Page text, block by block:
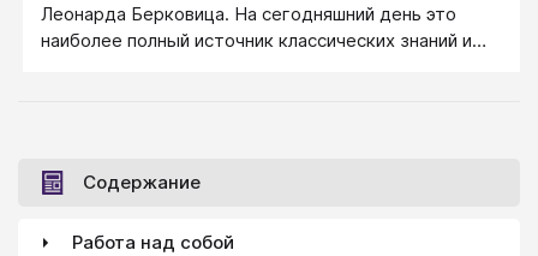
Леонарда Берковица. На сегодняшний день это
наиболее полный источник классических знаний и
Содержание
Работа над собой